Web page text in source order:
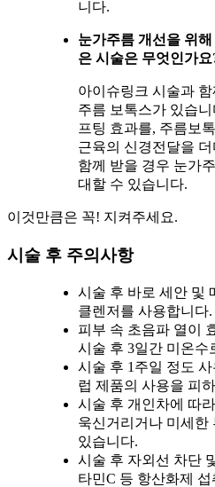
니다.
눈가주름 개선을 위
은 시술은 무엇인가요
아이슈링크 시술과
주름 보톡스가 있습
프팅 효과를, 주름보
근육의 신경전달을
함께 받을 경우 눈가
대할 수 있습니다.
이것만큼은 꼭! 지켜주세요.
시술 후 주의사항
시술 후 바로 세안 및
클렌저를 사용합니다.
피부 속 초음파 열이
시술 후 3일간 미온수
시술 후 1주일 정도
럽 제품의 사용을 피
시술 후 개인차에 따
욱신거리거나 미세한
있습니다.
시술 후 자외선 차단
타민C 등 항산화제